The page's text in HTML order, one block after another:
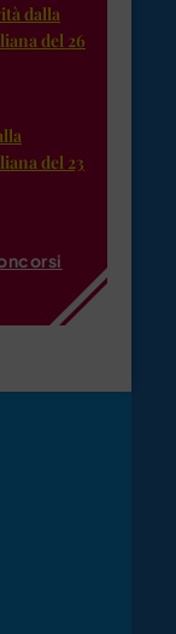
dalla
del 26
del 23